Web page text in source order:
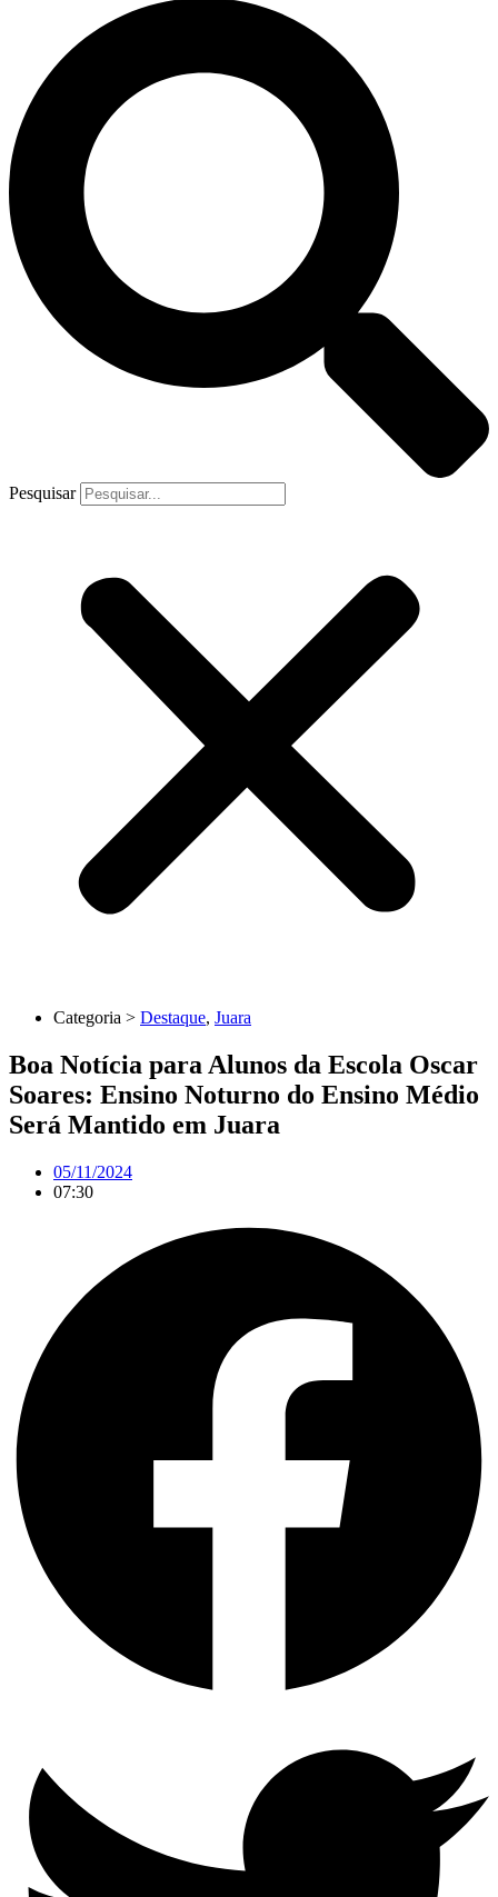
Pesquisar
Categoria > Destaque, Juara
Boa Notícia para Alunos da Escola Oscar
Soares: Ensino Noturno do Ensino Médio
Será Mantido em Juara
05/11/2024
07:30